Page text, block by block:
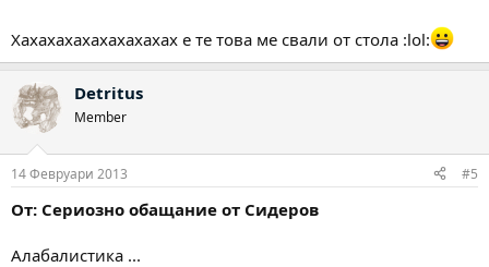
Хахахахахахахахахах е те това ме свали от стола :lol:
Detritus
Member
14 Февруари 2013 #5
От: Сериозно обащание от Сидеров
Алабалистика ...